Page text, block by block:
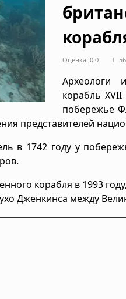
Оценка: 0.0
Археологи
корабль
побережье
представителей
в 1742 году у
корабля в 1993
Дженкинса между